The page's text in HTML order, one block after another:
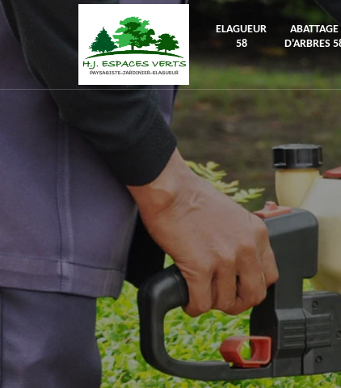
ELAGUEUR
58
ABATTAGE
D'ARBRES